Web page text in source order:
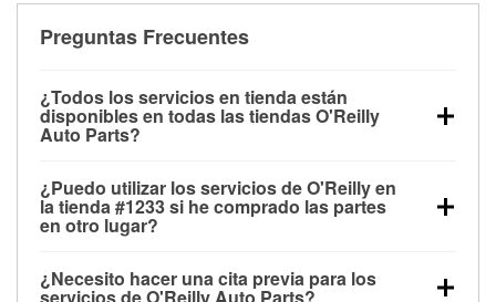
Preguntas Frecuentes
¿Todos los servicios en tienda están
disponibles en todas las tiendas O'Reilly
Auto Parts?
las pruebas de batería, pruebas de alternador y
motor de arranque, revisión de la luz “Check Engine”
con O'Reilly VeriScan® e instalación de
limpiaparabrisas o bombillas, están disponibles en
todas las tiendas O'Reilly Auto Parts. La tienda
¿Puedo utilizar los servicios de O'Reilly en
la tienda #1233 si he comprado las partes
en otro lugar?
de O'Reilly Auto Parts que estén disponibles en la
¿Necesito hacer una cita previa para los